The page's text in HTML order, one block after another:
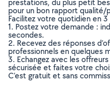
prestations, du plus petit
pour un bon rapport qualité/
Facilitez votre quotidien en
1. Postez votre demande :
secondes.
2. Recevez des réponses
professionnels en quelques
3. Echangez avec les
sécurisée et faites votre
C’est gratuit et sans